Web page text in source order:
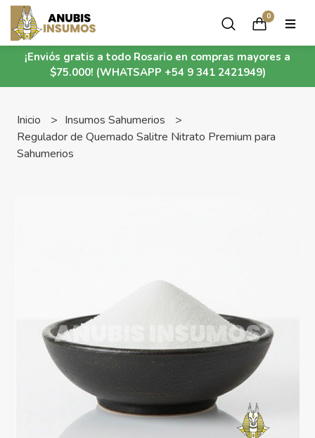
¡Enviós gratis a todo Rosario en compras mayores a
$75.000! (WHATSAPP +54 9 341 2421949)
0
Inicio
Insumos Sahumerios
Regulador de Quemado Salitre Nitrato Premium para
Sahumerios